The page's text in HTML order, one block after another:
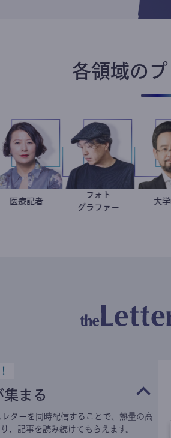
各領域のプ
岩永直子
医療記者
グラファー
まる
ターを同時配信することで、熱量の高
、記事を読み続けてもらえます。